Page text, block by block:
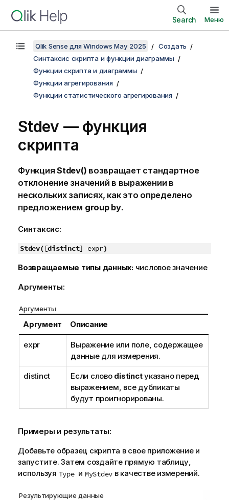
Search Меню
Qlik Sense для Windows May 2025
Создать
Синтаксис скрипта и функции диаграммы
Функции скрипта и диаграммы
Функции агрегирования
Функции статистического агрегирования
Stdev — функция
скрипта
Функция Stdev() возвращает стандартное
отклонение значений в выражении в
нескольких записях, как это определено
предложением group by.
Синтаксис:
Stdev( [distinct] expr)
Возвращаемые типы данных: числовое значение
Аргументы:
Аргументы
Аргумент Описание
expr
Выражение или поле, содержащее
данные для измерения.
distinct Если слово distinctуказано перед
выражением, все дубликаты
будут проигнорированы.
Примеры и результаты:
Добавьте образец скрипта в свое приложение и
запустите. Затем создайте прямую таблицу,
используя Type и MyStdev в качестве измерений.
Результирующие данные